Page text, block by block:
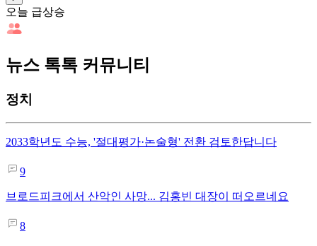
오늘 급상승
뉴스 톡톡 커뮤니티
정치
2033학년도 수능, '절대평가·논술형' 전환 검토한답니다
9
브로드피크에서 산악인 사망... 김홍빈 대장이 떠오르네요
8